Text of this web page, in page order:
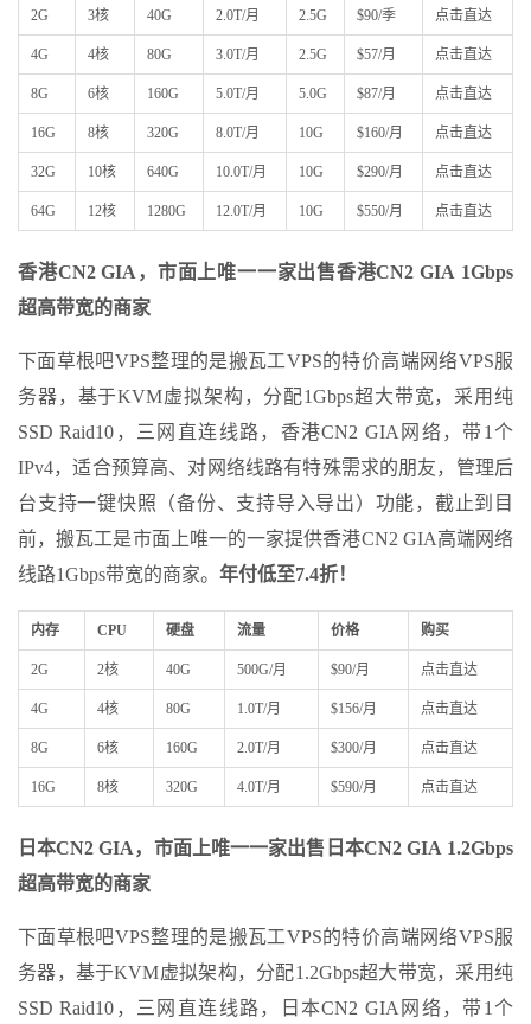
2G 3核 40G 2.0T/月 2.5G $90/季 点击直达
4G 4核 80G 3.0T/月 2.5G $57/月 点击直达
8G 6核 160G 5.0T/月 5.0G $87/月 点击直达
16G 8核 320G 8.0T/月 10G $160/月 点击直达
32G 10核 640G 10.0T/月 10G $290/月 点击直达
64G 12核 1280G 12.0T/月 10G $550/月 点击直达
香港CN2 GIA，市面上唯一一家出售香港CN2 GIA 1Gbps
超高带宽的商家
下面草根吧VPS整理的是搬瓦工VPS的特价高端网络VPS服
务器，基于KVM虚拟架构，分配1Gbps超大带宽，采用纯
SSD Raid10，三网直连线路，香港CN2 GIA网络，带1个
IPv4，适合预算高、对网络线路有特殊需求的朋友，管理后
台支持一键快照（备份、支持导入导出）功能，截止到目
前，搬瓦工是市面上唯一的一家提供香港CN2 GIA高端网络
线路1Gbps带宽的商家。 年付低至7.4折！
内存 CPU 硬盘 流量 价格 购买
2G 2核 40G 500G/月 $90/月 点击直达
4G 4核 80G 1.0T/月 $156/月 点击直达
8G 6核 160G 2.0T/月 $300/月 点击直达
16G 8核 320G 4.0T/月 $590/月 点击直达
日本CN2 GIA，市面上唯一一家出售日本CN2 GIA 1.2Gbps
超高带宽的商家
下面草根吧VPS整理的是搬瓦工VPS的特价高端网络VPS服
务器，基于KVM虚拟架构，分配1.2Gbps超大带宽，采用纯
SSD Raid10，三网直连线路，日本CN2 GIA网络，带1个